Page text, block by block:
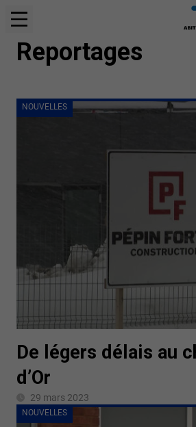
Reportages
NOUVELLES
De légers délais au
d’Or
29 mars 2023
NOUVELLES